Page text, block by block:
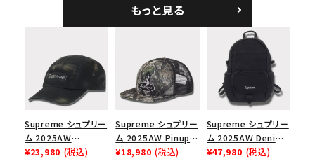
シックロゴ 6パネルキ
ャップ ブラック
もっと見る
Supreme シュプリー
ム 2025AW
Overdyed Camp
¥23,980 (税込)
Supreme シュプリー
ム 2025AW Pinup
Mesh Back 5-Panel
¥18,980 (税込)
Supreme シュプリー
ム 2025AW Denim
Backpack デニム バ
¥47,980 (税込)